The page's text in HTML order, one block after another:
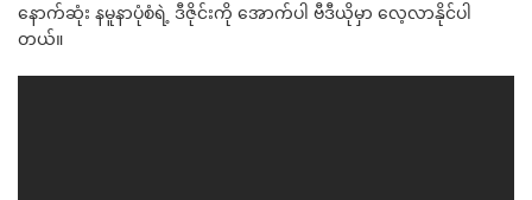
နောက်ဆုံး နမူနာပုံစံရဲ့ ဒီဇိုင်းကို အောက်ပါ ဗီဒီယိုမှာ လေ့လာနိုင်ပါ
တယ်။